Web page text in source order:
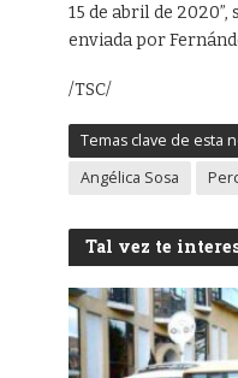
15 de abril de
enviada por
/TSC/
Temas clave de esta
Angélica Sosa
Tal vez te